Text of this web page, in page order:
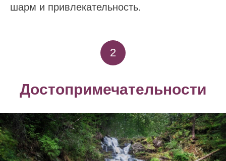
шарм и привлекательность.
2
Достопримечательности